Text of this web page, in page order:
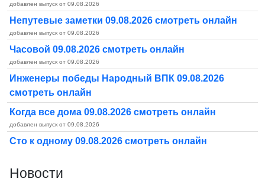
добавлен выпуск от 09.08.2026
Непутевые заметки 09.08.2026 смотреть онлайн
добавлен выпуск от 09.08.2026
Часовой 09.08.2026 смотреть онлайн
добавлен выпуск от 09.08.2026
Инженеры победы Народный ВПК 09.08.2026
смотреть онлайн
Когда все дома 09.08.2026 смотреть онлайн
добавлен выпуск от 09.08.2026
Сто к одному 09.08.2026 смотреть онлайн
Новости